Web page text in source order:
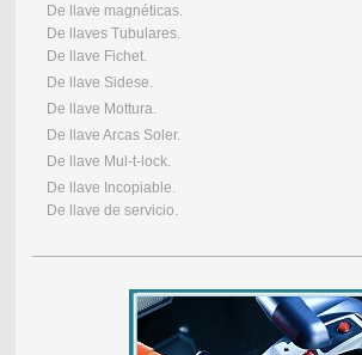
De llave magnéticas.
De llaves Tubulares.
De llave Fichet.
De llave Sidese.
De llave Mottura.
De llave Arcas Soler.
De llave Mul-t-lock.
De llave Incopiable.
De llave de servicio.